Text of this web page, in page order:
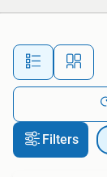
Filters